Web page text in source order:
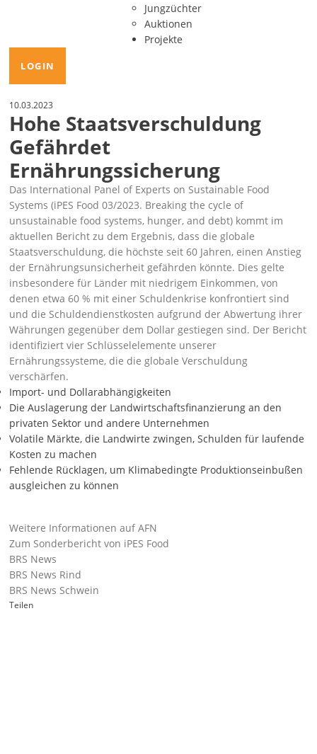
Jungzüchter
Auktionen
Projekte
LOGIN
10.03.2023
Hohe Staatsverschuldung
Gefährdet
Ernährungssicherung
Das International Panel of Experts on Sustainable Food
Systems (iPES Food 03/2023. Breaking the cycle of
unsustainable food systems, hunger, and debt) kommt im
aktuellen Bericht zu dem Ergebnis, dass die globale
Staatsverschuldung, die höchste seit 60 Jahren, einen Anstieg
der Ernährungsunsicherheit gefährden könnte. Dies gelte
insbesondere für Länder mit niedrigem Einkommen, von
denen etwa 60 % mit einer Schuldenkrise konfrontiert sind
und die Schuldendienstkosten aufgrund der Abwertung ihrer
Währungen gegenüber dem Dollar gestiegen sind. Der Bericht
identifiziert vier Schlüsselelemente unserer
Ernährungssysteme, die die globale Verschuldung
verschärfen.
Import- und Dollarabhängigkeiten
Die Auslagerung der Landwirtschaftsfinanzierung an den
privaten Sektor und andere Unternehmen
Volatile Märkte, die Landwirte zwingen, Schulden für laufende
Kosten zu machen
Fehlende Rücklagen, um Klimabedingte Produktionseinbußen
ausgleichen zu können
Weitere Informationen auf AFN
Zum Sonderbericht von iPES Food
BRS News
BRS News Rind
BRS News Schwein
Teilen